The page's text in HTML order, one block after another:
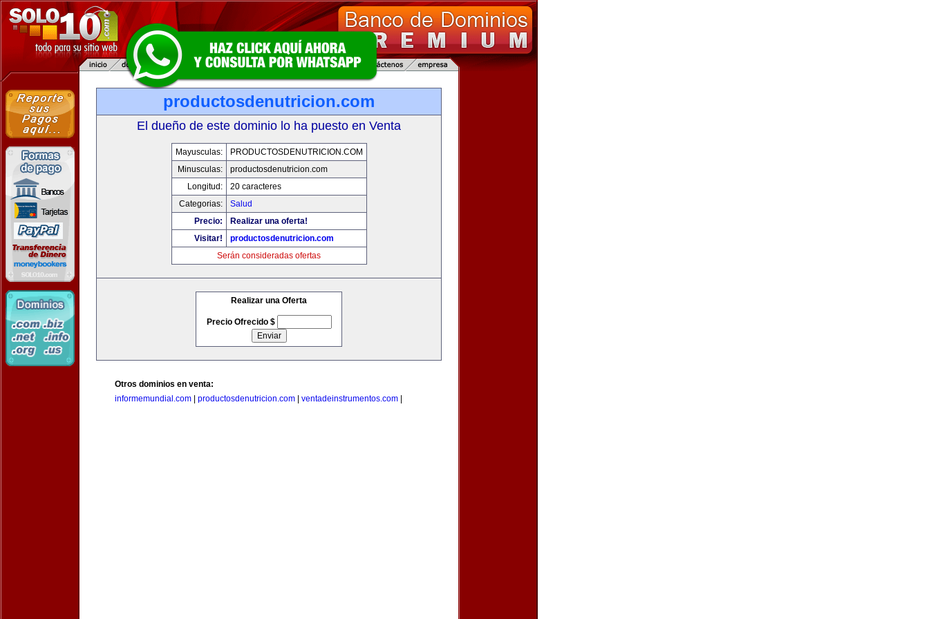
productosdenutricion.com
El dueño de este dominio lo ha puesto en Venta
Mayusculas:
PRODUCTOSDENUTRICION.COM
Minusculas:
productosdenutricion.com
Longitud:
20 caracteres
Categorias:
Salud
Precio:
Realizar una oferta!
Visitar!
productosdenutricion.com
Serán consideradas ofertas
Realizar una Oferta
Precio Ofrecido $
Otros dominios en venta:
informemundial.com
productosdenutricion.com ventadeinstrumentos.com